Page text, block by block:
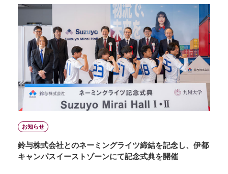
お知らせ
鈴与株式会社とのネーミングライツ締結を記念し、伊都
キャンパスイーストゾーンにて記念式典を開催